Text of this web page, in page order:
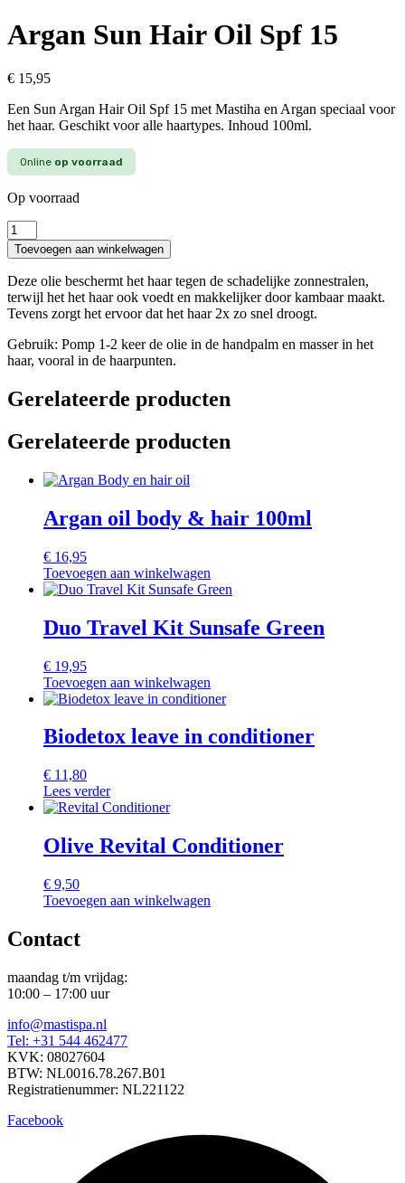
Argan Sun Hair Oil Spf 15
€ 15,95
Een Sun Argan Hair Oil Spf 15 met Mastiha en Argan speciaal voor
het haar. Geschikt voor alle haartypes. Inhoud 100ml.
Online op voorraad
Op voorraad
Argan
Sun
Hair
Oil
Spf
15
Toevoegen aan winkelwagen
Deze olie beschermt het haar tegen de schadelijke zonnestralen,
terwijl het het haar ook voedt en makkelijker door kambaar maakt.
Tevens zorgt het ervoor dat het haar 2x zo snel droogt.
Gebruik: Pomp 1-2 keer de olie in de handpalm en masser in het
haar, vooral in de haarpunten.
Gerelateerde producten
Gerelateerde producten
Argan oil body & hair 100ml
€ 16,95
Toevoegen aan winkelwagen
Duo Travel Kit Sunsafe Green
€ 19,95
Toevoegen aan winkelwagen
Biodetox leave in conditioner
€ 11,80
Lees verder
Olive Revital Conditioner
€ 9,50
Toevoegen aan winkelwagen
Contact
maandag t/m vrijdag:
10:00 – 17:00 uur
info@mastispa.nl
Tel: +31 544 462477
KVK: 08027604
BTW: NL0016.78.267.B01
Registratienummer: NL221122
Facebook